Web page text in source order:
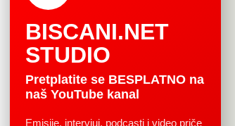
BISCANI.NET
STUDIO
Pretplatite se BESPLATNO na
naš YouTube kanal
Emisije, intervjui, podcasti i video priče